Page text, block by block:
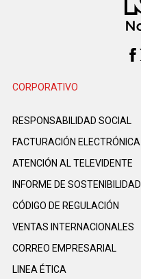
CORPORATIVO
RESPONSABILIDAD SOCIAL
FACTURACIÓN ELECTRÓNICA
ATENCIÓN AL TELEVIDENTE
INFORME DE SOSTENIBILIDAD
CÓDIGO DE REGULACIÓN
VENTAS INTERNACIONALES
CORREO EMPRESARIAL
LINEA ÉTICA